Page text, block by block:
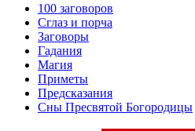
100 заговоров
Сглаз и порча
Заговоры
Гадания
Магия
Приметы
Предсказания
Сны Пресвятой Богородицы